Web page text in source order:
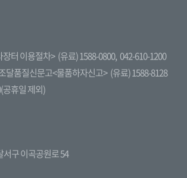
터 이용절차> (유료) 1588-0800, 042-610-1200
달품질신문고<물품하자신고> (유료) 1588-8128
휴일 제외)
서구 이곡공원로 54